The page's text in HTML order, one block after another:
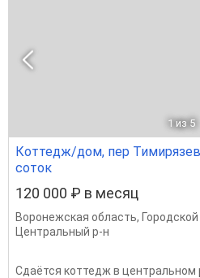
1 из 5
Коттедж/дом, пер
соток
120 000 ₽ в месяц
Воронежская область,
Центральный р-н
Сдаётся коттедж в центральном